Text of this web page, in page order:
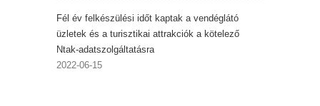
Fél év felkészülési időt kaptak a vendéglátó
üzletek és a turisztikai attrakciók a kötelező
Ntak-adatszolgáltatásra
2022-06-15